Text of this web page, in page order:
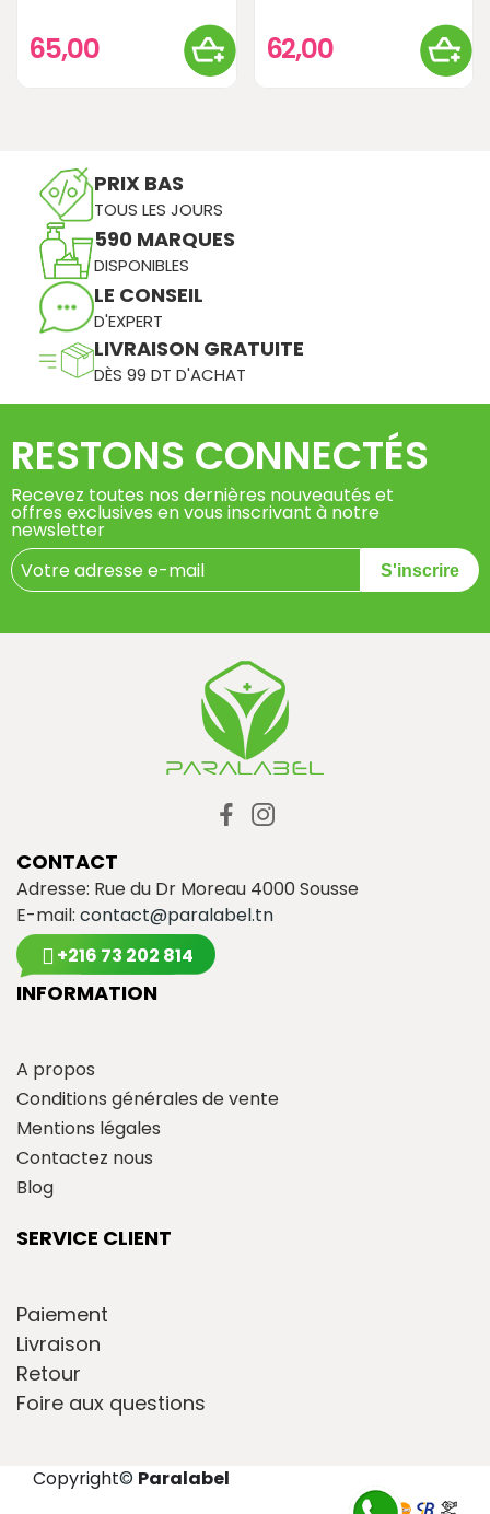
65,00 62,00
PRIX BAS
TOUS LES JOURS
590 MARQUES
DISPONIBLES
LE CONSEIL
D'EXPERT
LIVRAISON GRATUITE
DÈS 99 DT D'ACHAT
RESTONS CONNECTÉS
Recevez toutes nos dernières nouveautés et
offres exclusives en vous inscrivant à notre
newsletter
S'inscrire
CONTACT
Adresse: Rue du Dr Moreau 4000 Sousse
E-mail: contact@paralabel.tn
+216 73 202 814
INFORMATION
A propos
Conditions générales de vente
Mentions légales
Contactez nous
Blog
SERVICE CLIENT
Paiement
Livraison
Retour
Foire aux questions
Copyright© Paralabel